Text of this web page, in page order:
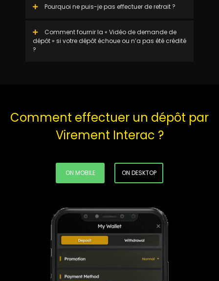
Pourquoi ne puis-je pas effectuer de retrait ?
Comment fournir la « Vidéo de demande de
dépôt » si votre dépôt échoue ou n’a pas été crédité
?
Comment effectuer un dépôt par
Virement Interac ?
ON MOBILE ON DESKTOP